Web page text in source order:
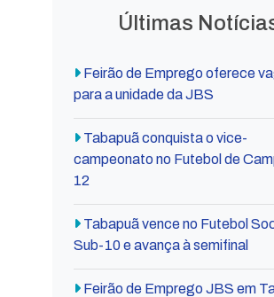
Últimas
Feirão de Emprego oferece
para a unidade da JBS
Tabapuã conquista o vice-
campeonato no Futebol de
12
Tabapuã vence no Futebol
Sub-10 e avança à semifinal
Feirão de Emprego JBS em